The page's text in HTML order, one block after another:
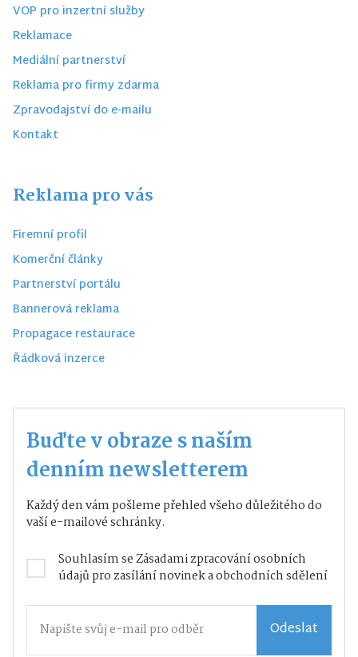
VOP pro inzertní služby
Reklamace
Mediální partnerství
Reklama pro firmy zdarma
Zpravodajství do e-mailu
Kontakt
Reklama pro vás
Firemní profil
Komerční články
Partnerství portálu
Bannerová reklama
Propagace restaurace
Řádková inzerce
Buďte v obraze s naším
denním newsletterem
Každý den vám pošleme přehled všeho důležitého do
vaší e-mailové schránky.
Souhlasím seZásadami zpracování osobních
údajůpro zasílání novinek a obchodních sdělení
Odeslat